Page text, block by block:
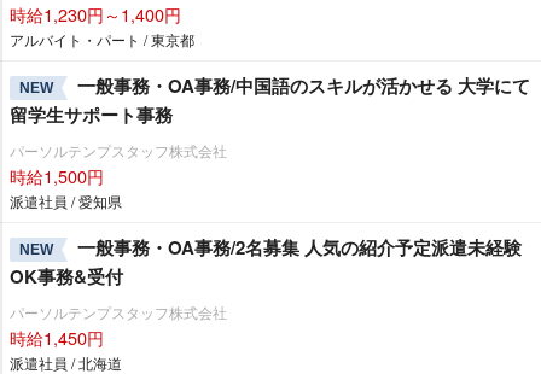
時給1,230円～1,400円
アルバイト・パート / 東京都
NEW
一般事務・OA事務/中国語のスキルが活かせる 大学にて
留学生サポート事務
パーソルテンプスタッフ株式会社
時給1,500円
派遣社員 / 愛知県
NEW
一般事務・OA事務/2名募集 人気の紹介予定派遣未経験
OK事務&受付
パーソルテンプスタッフ株式会社
時給1,450円
派遣社員 / 北海道